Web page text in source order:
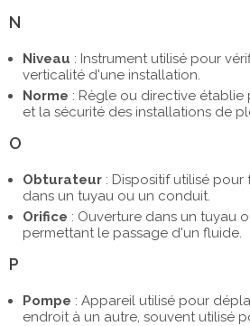
N
Niveau : Instrument utilisé pour
verticalité d'une installation.
Norme : Règle ou directive
et la sécurité des installations de
O
Obturateur : Dispositif utilisé
dans un tuyau ou un conduit.
Orifice : Ouverture dans un tuyau
permettant le passage d'un fluide.
P
Pompe : Appareil utilisé pour
endroit à un autre, souvent utilisé